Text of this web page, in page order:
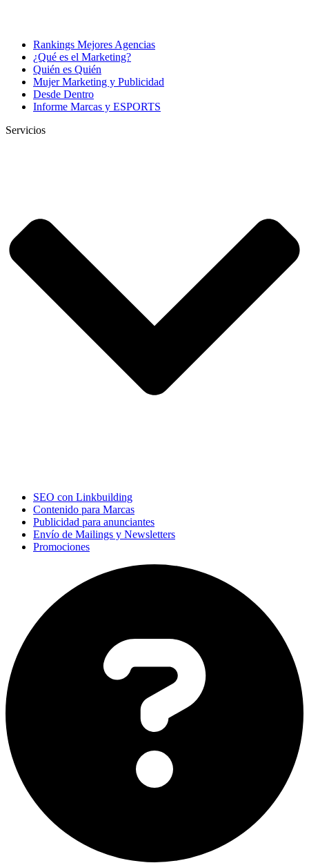
Rankings Mejores Agencias
¿Qué es el Marketing?
Quién es Quién
Mujer Marketing y Publicidad
Desde Dentro
Informe Marcas y ESPORTS
Servicios
SEO con Linkbuilding
Contenido para Marcas
Publicidad para anunciantes
Envío de Mailings y Newsletters
Promociones